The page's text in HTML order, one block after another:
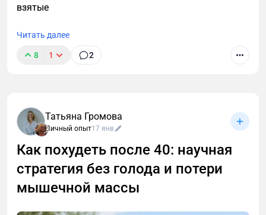
взятые
Читать далее
8 1 2
Татьяна Громова
Личный опыт17 янв
Как похудеть после 40: научная
стратегия без голода и потери
мышечной массы